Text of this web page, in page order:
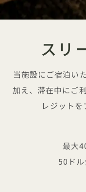
スリ
当施設にご宿泊い
加え、滞在中にご
レジットを
最大
50ド